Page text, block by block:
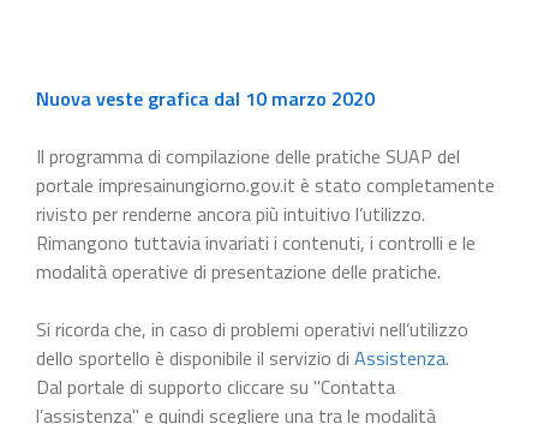
Nuova veste grafica dal 10 marzo 2020
Il programma di compilazione delle pratiche SUAP del
portale impresainungiorno.gov.it è stato completamente
rivisto per renderne ancora più intuitivo l’utilizzo.
Rimangono tuttavia invariati i contenuti, i controlli e le
modalità operative di presentazione delle pratiche.
Si ricorda che, in caso di problemi operativi nell’utilizzo
dello sportello è disponibile il servizio di Assistenza.
Dal portale di supporto cliccare su "Contatta
l’assistenza" e quindi scegliere una tra le modalità